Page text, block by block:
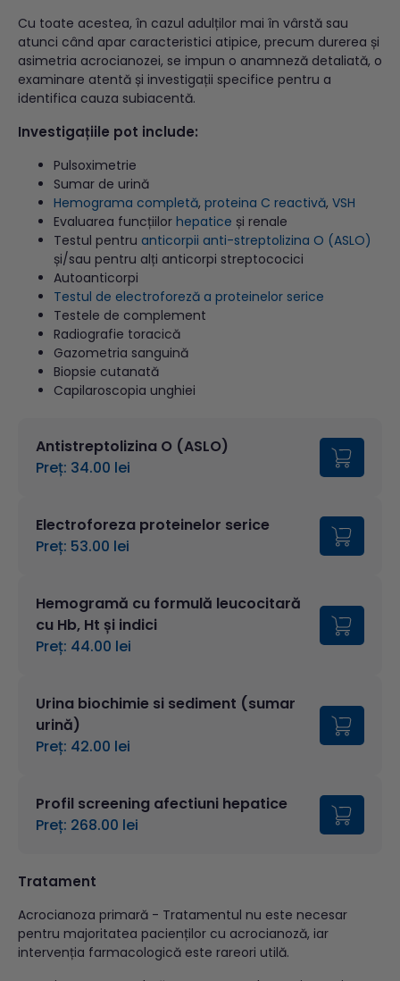
Cu toate acestea, în cazul adulților mai în vârstă sau
atunci când apar caracteristici atipice, precum durerea și
asimetria acrocianozei, se impun o anamneză detaliată, o
examinare atentă și investigații specifice pentru a
identifica cauza subiacentă.
Investigațiile pot include:
Pulsoximetrie
Sumar de urină
Hemograma completă, proteina C reactivă, VSH
Evaluarea funcțiilor hepatice și renale
Testul pentru anticorpii anti-streptolizina O (ASLO)
și/sau pentru alți anticorpi streptococici
Autoanticorpi
Testul de electroforeză a proteinelor serice
Testele de complement
Radiografie toracică
Gazometria sanguină
Biopsie cutanată
Capilaroscopia unghiei
Antistreptolizina O (ASLO)
Preț: 34.00 lei
Electroforeza proteinelor serice
Preț: 53.00 lei
Hemogramă cu formulă leucocitară
cu Hb, Ht și indici
Preț: 44.00 lei
Urina biochimie si sediment (sumar
urină)
Preț: 42.00 lei
Profil screening afectiuni hepatice
Preț: 268.00 lei
Tratament
Acrocianoza primară - Tratamentul nu este necesar
pentru majoritatea pacienților cu acrocianoză, iar
intervenția farmacologică este rareori utilă.